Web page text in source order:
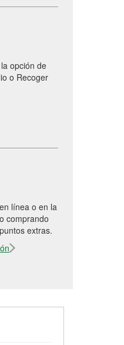
opción de
o Recoger
línea o en la
comprando
extras.